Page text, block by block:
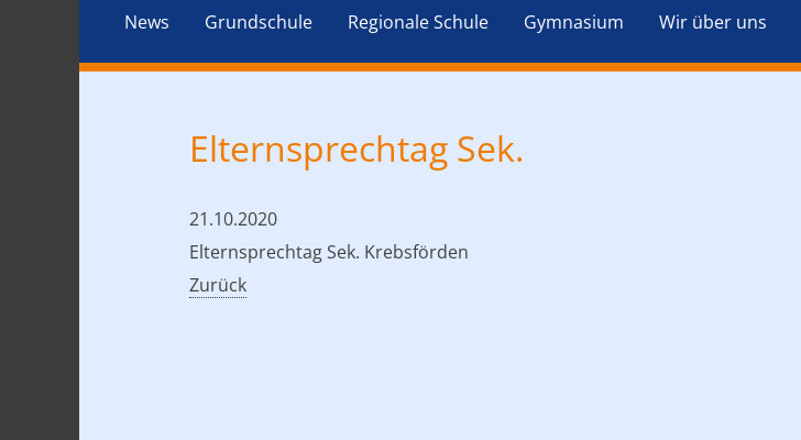
News
Grundschule Regionale Schule Gymnasium Wir über uns
Elternsprechtag Sek.
21.10.2020
Elternsprechtag Sek. Krebsförden
Zurück